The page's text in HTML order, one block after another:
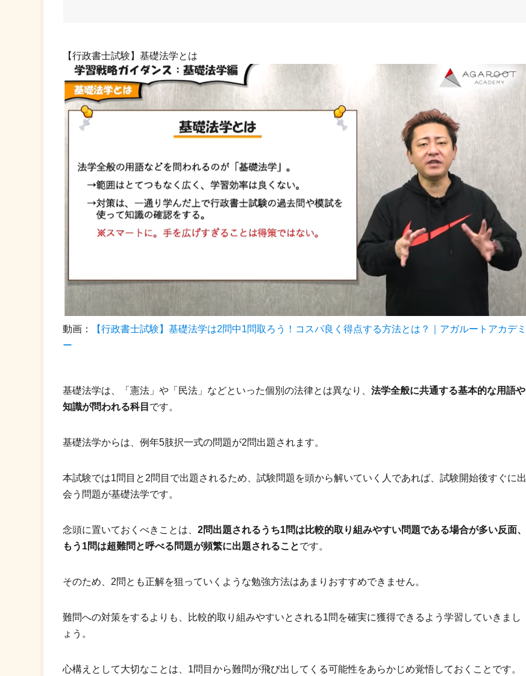
【行政書士試験】基礎法学とは
動画：
【行政書士試験】基礎法学は2問中1問取ろう！コスパ良く得点する方法とは？｜アガルートアカデミ
ー
基礎法学は、「憲法」や「民法」などといった個別の法律とは異なり、 法学全般に共通する基本的な用語や
知識が問われる科目 です。
基礎法学からは、例年5肢択一式の問題が2問出題されます。
本試験では1問目と2問目で出題されるため、試験問題を頭から解いていく人であれば、試験開始後すぐに出
会う問題が基礎法学です。
念頭に置いておくべきことは、 2問出題されるうち1問は比較的取り組みやすい問題である場合が多い反面、
もう1問は超難問と呼べる問題が頻繁に出題されることです。
そのため、2問とも正解を狙っていくような勉強方法はあまりおすすめできません。
難問への対策をするよりも、比較的取り組みやすいとされる1問を確実に獲得できるよう学習していきまし
ょう。
心構えとして大切なことは、1問目から難問が飛び出してくる可能性をあらかじめ覚悟しておくことです。